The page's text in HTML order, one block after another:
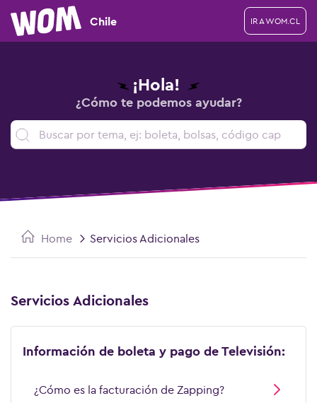
Chile IR A WOM.CL
¡Hola!
¿Cómo te podemos ayudar?
Home Servicios Adicionales
Servicios Adicionales
Información de boleta y pago de Televisión:
¿Cómo es la facturación de Zapping?